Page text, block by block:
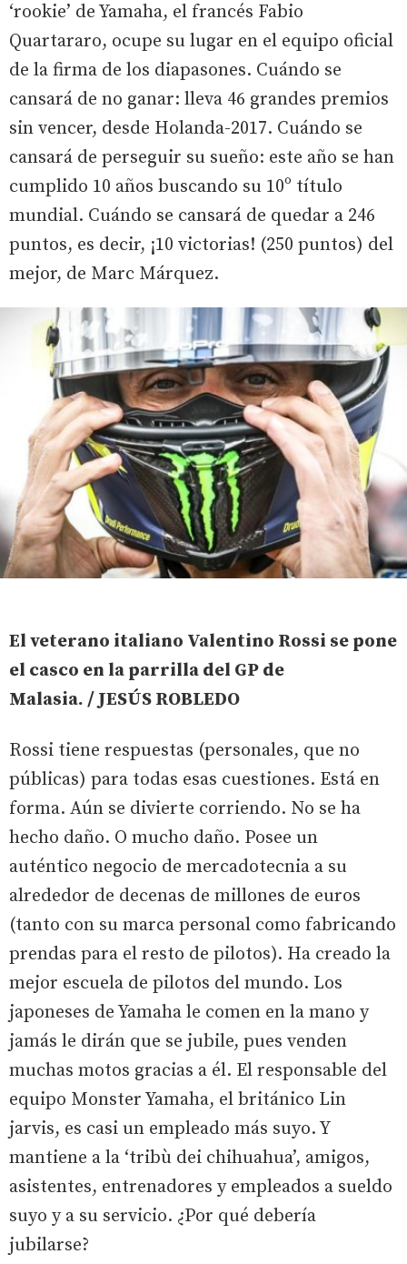
‘rookie’ de Yamaha, el francés Fabio
Quartararo, ocupe su lugar en el equipo oficial
de la firma de los diapasones. Cuándo se
cansará de no ganar: lleva 46 grandes premios
sin vencer, desde Holanda-2017. Cuándo se
cansará de perseguir su sueño: este año se han
cumplido 10 años buscando su 10º título
mundial. Cuándo se cansará de quedar a 246
puntos, es decir, ¡10 victorias! (250 puntos) del
mejor, de Marc Márquez.
El veterano italiano Valentino Rossi se pone
el casco en la parrilla del GP de
Malasia. / JESÚS ROBLEDO
Rossi tiene respuestas (personales, que no
públicas) para todas esas cuestiones. Está en
forma. Aún se divierte corriendo. No se ha
hecho daño. O mucho daño. Posee un
auténtico negocio de mercadotecnia a su
alrededor de decenas de millones de euros
(tanto con su marca personal como fabricando
prendas para el resto de pilotos). Ha creado la
mejor escuela de pilotos del mundo. Los
japoneses de Yamaha le comen en la mano y
jamás le dirán que se jubile, pues venden
muchas motos gracias a él. El responsable del
equipo Monster Yamaha, el británico Lin
jarvis, es casi un empleado más suyo. Y
mantiene a la ‘tribù dei chihuahua’, amigos,
asistentes, entrenadores y empleados a sueldo
suyo y a su servicio. ¿Por qué debería
jubilarse?